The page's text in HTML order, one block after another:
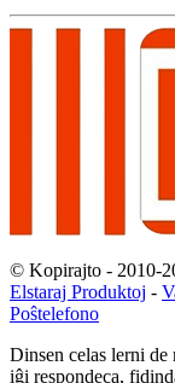
© Kopirajto - 2010-
Elstaraj Produktoj -
Poŝtelefono
Dinsen celas lerni
iĝi respondeca,